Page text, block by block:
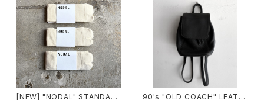
[NEW] "NODAL" STANDAR
90's "OLD COACH" LEATH